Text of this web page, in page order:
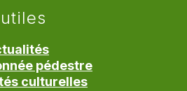
pédestre
culturelles